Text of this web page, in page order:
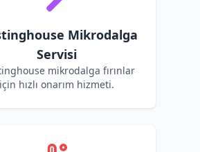
Mikrodalga
Servisi
mikrodalga fırınlar
için hızlı onarım hizmeti.